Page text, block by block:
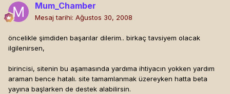
Mum_Chamber
Mesaj tarihi: Ağustos 30, 2008
öncelikle şimdiden başarılar dilerim.. birkaç tavsiyem olacak
ilgilenirsen,
birincisi, sitenin bu aşamasında yardıma ihtiyacın yokken yardım
araman bence hatalı. site tamamlanmak üzereyken hatta beta
yayına başlarken de destek alabilirsin.